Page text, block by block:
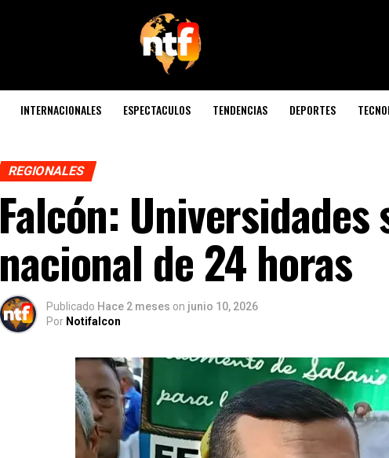
INTERNACIONALES ESPECTACULOS TENDENCIAS DEPORTES
REGIONALES
Falcón: Universidades
nacional de 24 horas
Publicado Hace 2 meses on junio 10, 2026
Por Notifalcon